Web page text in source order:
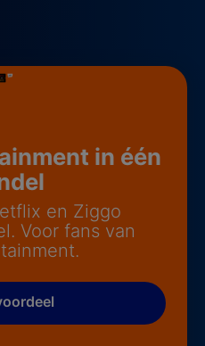
in één
en Ziggo
Voor fans van